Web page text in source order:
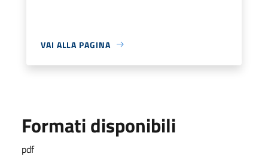
VAI ALLA PAGINA
Formati disponibili
pdf